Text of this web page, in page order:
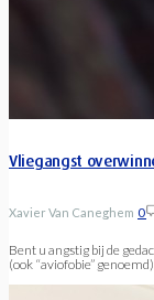
Vliegangst
Xavier Van Caneghem 0
Bent u angstig bij de
(ook “aviofobie”